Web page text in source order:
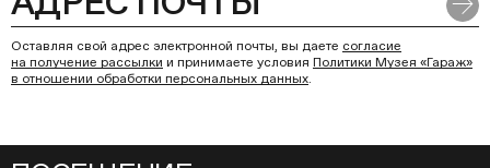
Оставляя свой адрес электронной почты, вы даете согласие
на получение рассылки и принимаете условия Политики Музея «Гараж»
в отношении обработки персональных данных.